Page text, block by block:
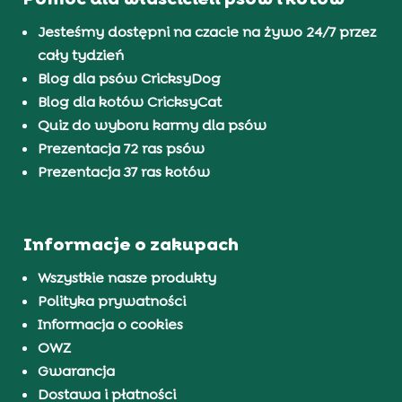
Jesteśmy dostępni na czacie na żywo 24/7 przez
cały tydzień
Blog dla psów CricksyDog
Blog dla kotów CricksyCat
Quiz do wyboru karmy dla psów
Prezentacja 72 ras psów
Prezentacja 37 ras kotów
Informacje o zakupach
Wszystkie nasze produkty
Polityka prywatności
Informacja o cookies
OWZ
Gwarancja
Dostawa i płatności